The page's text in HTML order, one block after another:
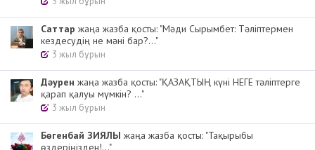
Cаттар жаңа жазба қосты: "Мәди Сырымбет: Тәліптермен
кездесудің не мәні бар?..."
3 жыл бұрын
Дәурен жаңа жазба қосты: "ҚАЗАҚТЫҢ күні НЕГЕ тәліптерге
қарап қалуы мүмкін? ..."
3 жыл бұрын
Бөгенбай ЗИЯЛЫ жаңа жазба қосты: "Тақырыбы
өздеріңізден!..."